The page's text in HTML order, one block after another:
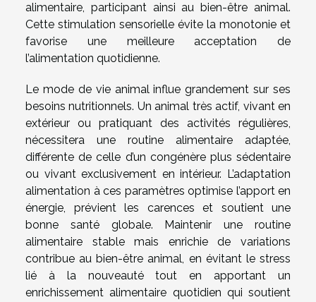
alimentaire, participant ainsi au bien-être animal.
Cette stimulation sensorielle évite la monotonie et
favorise une meilleure acceptation de
l’alimentation quotidienne.
Le mode de vie animal influe grandement sur ses
besoins nutritionnels. Un animal très actif, vivant en
extérieur ou pratiquant des activités régulières,
nécessitera une routine alimentaire adaptée,
différente de celle d’un congénère plus sédentaire
ou vivant exclusivement en intérieur. L’adaptation
alimentation à ces paramètres optimise l’apport en
énergie, prévient les carences et soutient une
bonne santé globale. Maintenir une routine
alimentaire stable mais enrichie de variations
contribue au bien-être animal, en évitant le stress
lié à la nouveauté tout en apportant un
enrichissement alimentaire quotidien qui soutient